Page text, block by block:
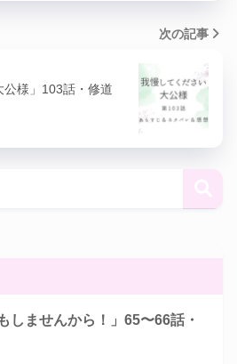
次の記事
公様」103話・修道
しませんから！」65〜66話・